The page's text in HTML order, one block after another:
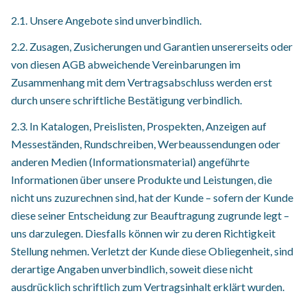
2.1. Unsere Angebote sind unverbindlich.
2.2. Zusagen, Zusicherungen und Garantien unsererseits oder
von diesen AGB abweichende Vereinbarungen im
Zusammenhang mit dem Vertragsabschluss werden erst
durch unsere schriftliche Bestätigung verbindlich.
2.3. In Katalogen, Preislisten, Prospekten, Anzeigen auf
Messeständen, Rundschreiben, Werbeaussendungen oder
anderen Medien (Informationsmaterial) angeführte
Informationen über unsere Produkte und Leistungen, die
nicht uns zuzurechnen sind, hat der Kunde – sofern der Kunde
diese seiner Entscheidung zur Beauftragung zugrunde legt –
uns darzulegen. Diesfalls können wir zu deren Richtigkeit
Stellung nehmen. Verletzt der Kunde diese Obliegenheit, sind
derartige Angaben unverbindlich, soweit diese nicht
ausdrücklich schriftlich zum Vertragsinhalt erklärt wurden.